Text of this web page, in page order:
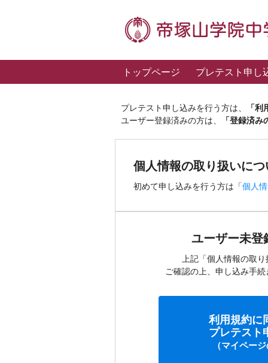
トップページ プレテスト申し
プレテスト申し込みを行う方は、
「
ユーザー登録済みの方は、
「登録済み
個人情報の取り扱いにつ
初めて申し込みを行う方は「個人
ユーザー未登
上記「個人情報の取
ご確認の上、申し込み手
利用規約に
プレテスト
（マイペー